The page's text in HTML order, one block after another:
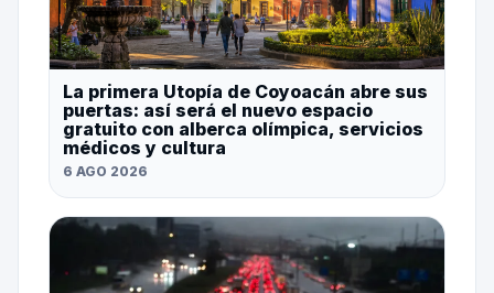
La primera Utopía de Coyoacán abre sus
puertas: así será el nuevo espacio
gratuito con alberca olímpica, servicios
médicos y cultura
6 AGO 2026